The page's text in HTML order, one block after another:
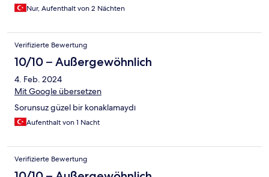
Nur, Aufenthalt von 2 Nächten
Verifizierte Bewertung
10/10 – Außergewöhnlich
4. Feb. 2024
Mit Google übersetzen
Sorunsuz güzel bir konaklamaydı
Aufenthalt von 1 Nacht
Verifizierte Bewertung